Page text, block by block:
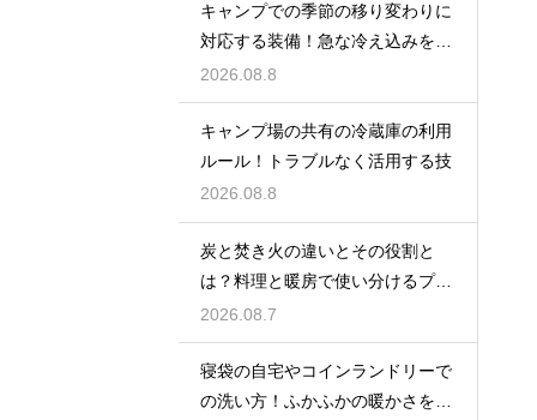
キャンプでの季節の移り変わりに
対応する装備！急な冷え込みを乗
り切る
2026.08.8
キャンプ場の共有の冷蔵庫の利用
ルール！トラブルなく活用する技
2026.08.8
炭と焚き火の違いとその役割と
は？料理と暖房で使い分けるプロ
の技
2026.08.7
寝袋の自宅やコインランドリーで
の洗い方！ふかふかの暖かさを復